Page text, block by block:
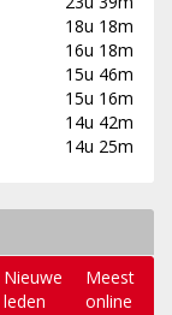
18u 18m
16u 18m
15u 46m
15u 16m
14u 42m
14u 25m
Nieuwe
leden
Meest
online